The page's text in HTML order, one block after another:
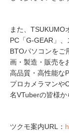
また、TSUKUMO
PC「G-GEAR」
BTOパソコンをご
画・製造・販売を
高品質・高性能な
プロカメラマンや
名VTuberの皆様か
ツクモ案内URL：